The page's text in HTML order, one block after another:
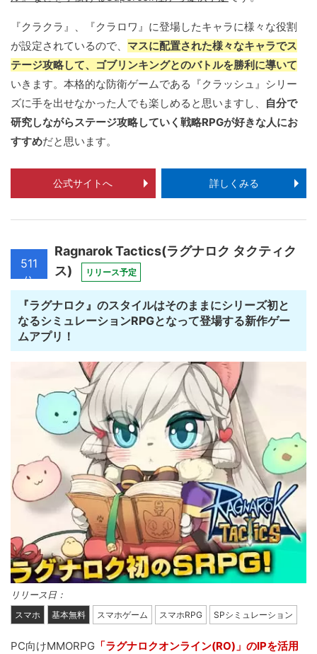
『クラクラ』、『クラロワ』に登場したキャラに様々な役割
が設定されているので、 マスに配置された様々なキャラでス
テージ攻略して、ゴブリンキングとのバトルを勝利に導いて
いきます。本格的な防衛ゲームである『クラッシュ』シリー
ズに手を出せなかった人でも楽しめると思いますし、
自分で
研究しながらステージ攻略していく戦略RPGが好きな人にお
すすめだと思います。
公式サイトへ 詳しくみる
511
位
Ragnarok Tactics(ラグナロク タクティク
ス)
リリース予定
『ラグナロク』のスタイルはそのままにシリーズ初と
なるシミュレーションRPGとなって登場する新作ゲー
ムアプリ！
リリース日：
スマホ 基本無料 スマホゲーム スマホRPG SPシミュレーション
PC向けMMORPG 「ラグナロクオンライン(RO)」のIPを活用